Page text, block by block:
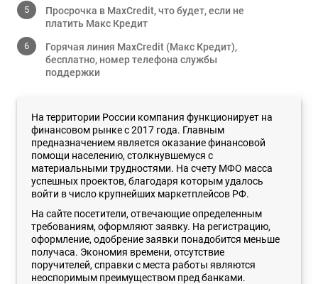
Просрочка в MaxCredit, что будет, если не
платить Макс Кредит
Горячая линия MaxCredit (Макс Кредит),
бесплатно, номер телефона службы
поддержки
На территории России компания функционирует на
финансовом рынке с 2017 года. Главным
предназначением является оказание финансовой
помощи населению, столкнувшемуся с
материальными трудностями. На счету МФО масса
успешных проектов, благодаря которым удалось
войти в число крупнейших маркетплейсов РФ.
На сайте посетители, отвечающие определенным
требованиям, оформляют заявку. На регистрацию,
оформление, одобрение заявки понадобится меньше
получаса. Экономия времени, отсутствие
поручителей, справки с места работы являются
неоспоримым преимуществом пред банками.